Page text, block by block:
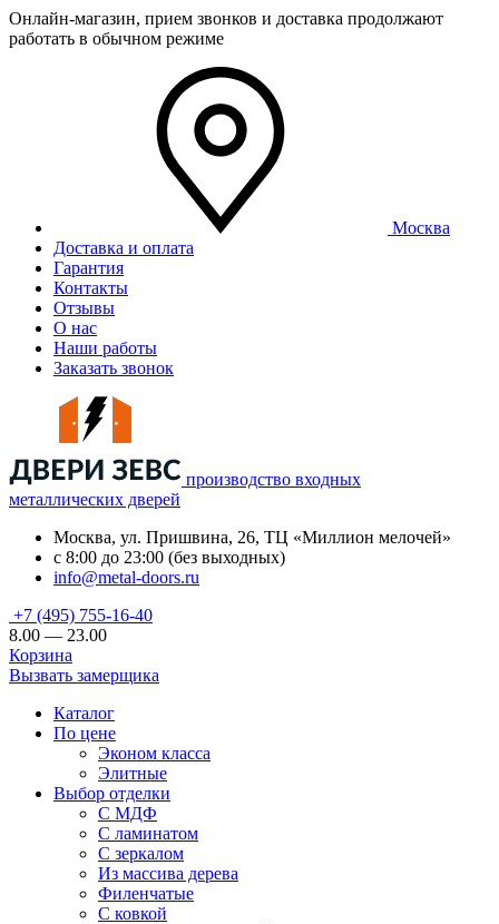
Онлайн-магазин, прием звонков и доставка продолжают
работать в обычном режиме
Москва
Доставка и оплата
Гарантия
Контакты
Отзывы
О нас
Наши работы
Заказать звонок
производство входных
металлических дверей
Москва, ул. Пришвина, 26, ТЦ «Миллион мелочей»
с 8:00 до 23:00 (без выходных)
info@metal-doors.ru
+7 (495) 755-16-40
8.00 — 23.00
Корзина
Вызвать замерщика
Каталог
По цене
Эконом класса
Элитные
Выбор отделки
С МДФ
С ламинатом
С зеркалом
Из массива дерева
Филенчатые
С ковкой